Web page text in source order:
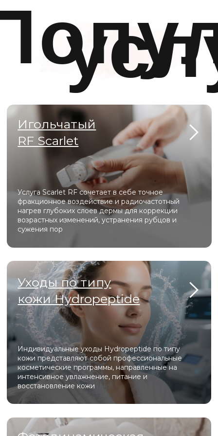
ВСЕ УСЛУГИ
Процедура фотодинамической терапии, которая
избирательно удаляет поврежденные клетки,
запуская естественные механизмы омоложения
или решая такие проблемы, как акне,
терапия HELEO 4
Beautylizer сочетает в себе ультразвуковую
чистку, фонофорез и микротоковую терапию,
обеспечивая глубокое очищение, лифтинг и
насыщение кожи активными компонентами без
Beautylizer
Heleo Pro LED — это профессиональная
светодиодная матрица с 4 спектрами излучения,
которая решает проблемы акне, старения и
пигментации, стимулируя регенерацию кожи на
клеточном уровне.
Heleo Pro Led